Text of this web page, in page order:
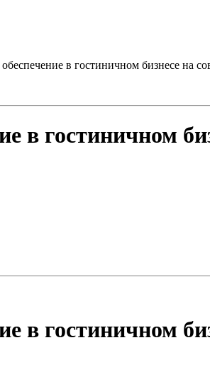
в гостиничном бизнесе на
в гостиничном
в гостиничном